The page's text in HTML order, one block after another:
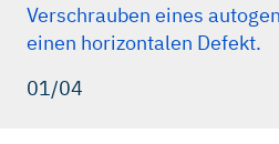
Verschrauben eines
einen horizontalen Defekt.
01/04